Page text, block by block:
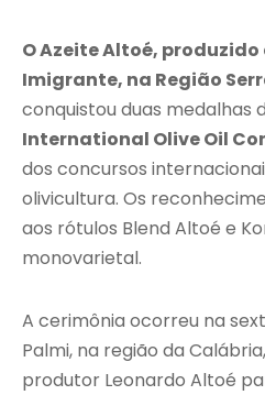
O Azeite Altoé,
Imigrante, na Região
conquistou duas medalhas
International Olive Oil
dos concursos
olivicultura. Os
aos rótulos Blend Altoé e
monovarietal.
A cerimônia ocorreu na
Palmi, na região da
produtor Leonardo Altoé